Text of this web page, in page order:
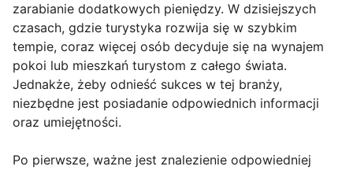
zarabianie dodatkowych pieniędzy. W dzisiejszych
czasach, gdzie turystyka rozwija się w szybkim
tempie, coraz więcej osób decyduje się na wynajem
pokoi lub mieszkań turystom z całego świata.
Jednakże, żeby odnieść sukces w tej branży,
niezbędne jest posiadanie odpowiednich informacji
oraz umiejętności.
Po pierwsze, ważne jest znalezienie odpowiedniej